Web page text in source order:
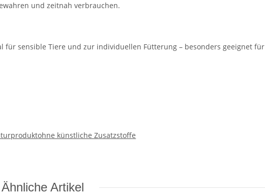
und zeitnah verbrauchen.
für sensible Tiere und zur individuellen Fütterung – besonders geeignet für
ohne künstliche Zusatzstoffe
Ähnliche Artikel